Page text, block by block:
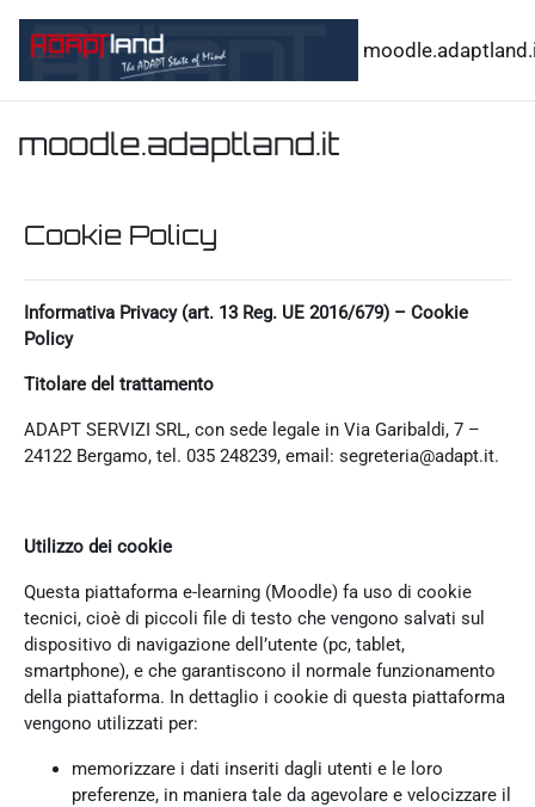
moodle.adaptland.it
Cookie Policy
Informativa Privacy (art. 13 Reg. UE 2016/679) – Cookie
Policy
Titolare del trattamento
ADAPT SERVIZI SRL, con sede legale in Via Garibaldi, 7 –
24122 Bergamo, tel. 035 248239, email: segreteria@adapt.it.
Utilizzo dei cookie
Questa piattaforma e-learning (Moodle) fa uso di cookie
tecnici, cioè di piccoli file di testo che vengono salvati sul
dispositivo di navigazione dell’utente (pc, tablet,
smartphone), e che garantiscono il normale funzionamento
della piattaforma. In dettaglio i cookie di questa piattaforma
vengono utilizzati per:
memorizzare i dati inseriti dagli utenti e le loro
preferenze, in maniera tale da agevolare e velocizzare il